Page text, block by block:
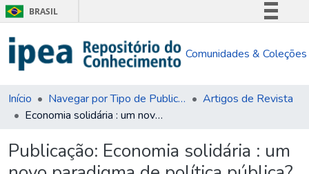
BRASIL
Comunica BR
Acesso à informação
Comunidades & Coleções
Início Navegar por Tipo de Publicação
Artigos de Revista
Economia solidária : um novo paradigma de política pública?
Publicação: Economia solidária : um